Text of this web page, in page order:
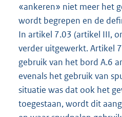
«ankeren» niet meer het
wordt begrepen en de
In artikel 7.03 (artikel III,
verder uitgewerkt. Artikel
gebruik van het bord A.6
evenals het gebruik van
situatie was dat ook het
toegestaan, wordt dit